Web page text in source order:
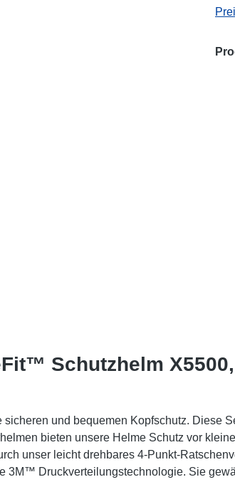
Schutzhelm
und bequemen Kopfschutz. Diese
bieten unsere Helme Schutz vor
unser leicht drehbares 4-Punkt-
3M™ Druckverteilungstechnologie. Sie